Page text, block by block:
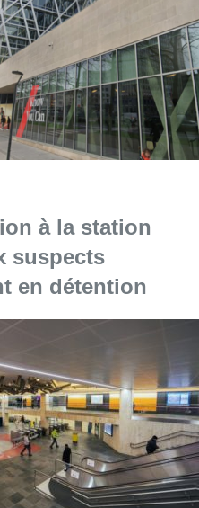
suspects
en détention
"Violente altercation à la
sort de l’oubli
des Beaux-Arts